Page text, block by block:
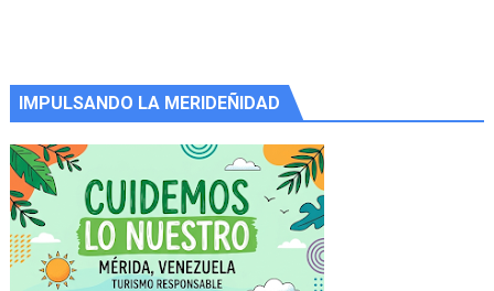
IMPULSANDO LA MERIDEÑIDAD